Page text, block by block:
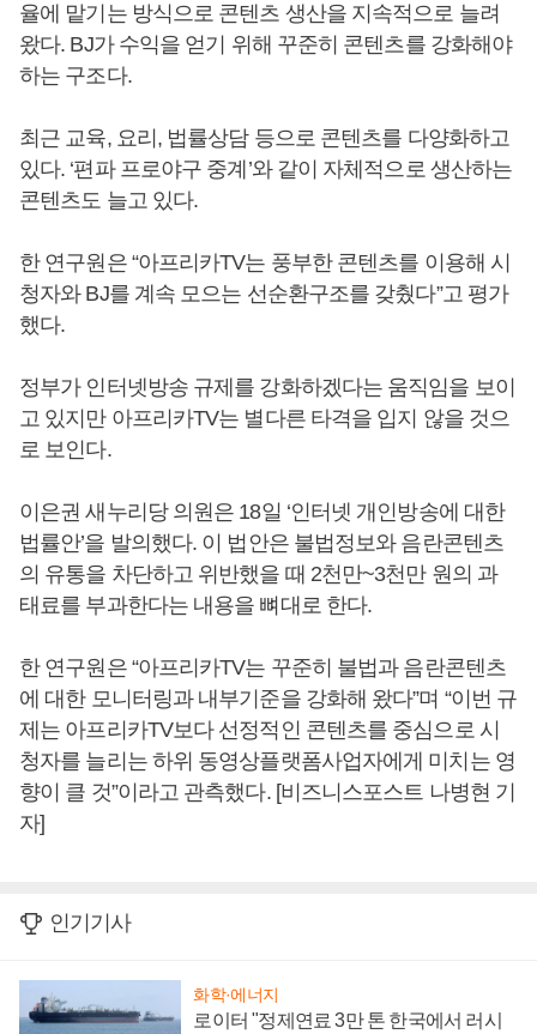
율에 맡기는 방식으로 콘텐츠 생산을 지속적으로 늘려
왔다. BJ가 수익을 얻기 위해 꾸준히 콘텐츠를 강화해야
하는 구조다.
최근 교육, 요리, 법률상담 등으로 콘텐츠를 다양화하고
있다. ‘편파 프로야구 중계’와 같이 자체적으로 생산하는
콘텐츠도 늘고 있다.
한 연구원은 “아프리카TV는 풍부한 콘텐츠를 이용해 시
청자와 BJ를 계속 모으는 선순환구조를 갖췄다”고 평가
했다.
정부가 인터넷방송 규제를 강화하겠다는 움직임을 보이
고 있지만 아프리카TV는 별다른 타격을 입지 않을 것으
로 보인다.
이은권 새누리당 의원은 18일 ‘인터넷 개인방송에 대한
법률안’을 발의했다. 이 법안은 불법정보와 음란콘텐츠
의 유통을 차단하고 위반했을 때 2천만~3천만 원의 과
태료를 부과한다는 내용을 뼈대로 한다.
한 연구원은 “아프리카TV는 꾸준히 불법과 음란콘텐츠
에 대한 모니터링과 내부기준을 강화해 왔다”며 “이번 규
제는 아프리카TV보다 선정적인 콘텐츠를 중심으로 시
청자를 늘리는 하위 동영상플랫폼사업자에게 미치는 영
향이 클 것”이라고 관측했다. [비즈니스포스트 나병현 기
자]
인기기사
화학·에너지
로이터 "정제연료 3만 톤 한국에서 러시